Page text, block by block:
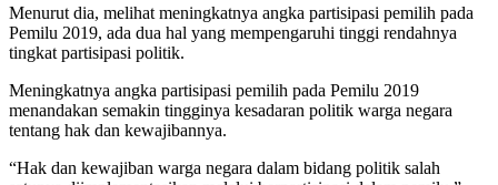
Menurut dia, melihat meningkatnya angka partisipasi pemilih pada
Pemilu 2019, ada dua hal yang mempengaruhi tinggi rendahnya
tingkat partisipasi politik.
Meningkatnya angka partisipasi pemilih pada Pemilu 2019
menandakan semakin tingginya kesadaran politik warga negara
tentang hak dan kewajibannya.
“Hak dan kewajiban warga negara dalam bidang politik salah